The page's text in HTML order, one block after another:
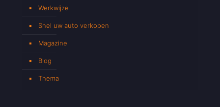
Werkwijze
Snel uw auto verkopen
Magazine
Blog
Thema